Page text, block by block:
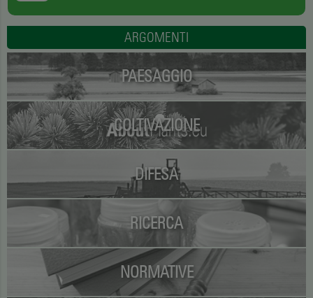
ARGOMENTI
PAESAGGIO
COLTIVAZIONE
DIFESA
RICERCA
NORMATIVE